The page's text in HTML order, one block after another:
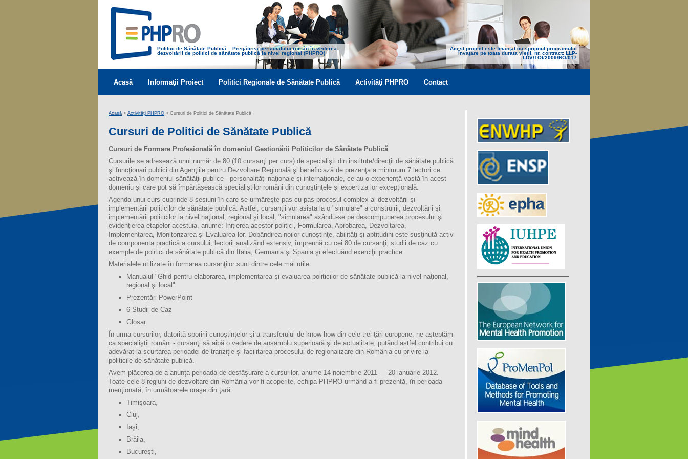
Politici de Sănătate Publică – Pregătirea personalului român în vederea
dezvoltării de politici de sănătate publică la nivel regional (PHPRO)
Acest proiect este finanţat cu sprijinul programului
Învaţare pe toata durata vieţii, nr. contract: LLP-
LDV/TOI/2009/RO/017
Acasă Informaţii Proiect Politici Regionale de Sănătate Publică Activităţi PHPRO Contact
Acasă > Activităţi PHPRO > Cursuri de Politici de Sănătate Publică
Cursuri de Politici de Sănătate Publică
Cursuri de Formare Profesională în domeniul Gestionării Politicilor de Sănătate Publică
Cursurile se adresează unui număr de 80 (10 cursanţi per curs) de specialişti din institute/direcţii de sănătate publică
şi funcţionari publici din Agenţiile pentru Dezvoltare Regională şi beneficiază de prezenţa a minimum 7 lectori ce
activează în domeniul sănătăţii publice - personalităţi naţionale şi internaţionale, ce au o experienţă vastă în acest
domeniu şi care pot să împărtăşească specialiştilor români din cunoştinţele şi expertiza lor excepţională.
Agenda unui curs cuprinde 8 sesiuni în care se urmăreşte pas cu pas procesul complex al dezvoltării şi
implementării politicilor de sănătate publică. Astfel, cursanţii vor asista la o "simulare" a construirii, dezvoltării şi
implementării politicilor la nivel naţional, regional şi local, "simularea" axându-se pe descompunerea procesului şi
evidenţierea etapelor acestuia, anume: Iniţierea acestor politici, Formularea, Aprobarea, Dezvoltarea,
Implementarea, Monitorizarea şi Evaluarea lor. Dobândirea noilor cunoştinţe, abilităţi şi aptitudini este susţinută activ
de componenta practică a cursului, lectorii analizând extensiv, împreună cu cei 80 de cursanţi, studii de caz cu
exemple de politici de sănătate publică din Italia, Germania şi Spania şi efectuând exerciţii practice.
Materialele utilizate în formarea cursanţilor sunt dintre cele mai utile:
Manualul "Ghid pentru elaborarea, implementarea şi evaluarea politicilor de sănătate publică la nivel naţional,
regional şi local"
Prezentări PowerPoint
6 Studii de Caz
Glosar
În urma cursurilor, datorită sporirii cunoştinţelor şi a transferului de know-how din cele trei ţări europene, ne aşteptăm
ca specialiştii români - cursanţi să aibă o vedere de ansamblu superioară şi de actualitate, putând astfel contribui cu
adevărat la scurtarea perioadei de tranziţie şi facilitarea procesului de regionalizare din România cu privire la
politicile de sănătate publică.
Avem plăcerea de a anunţa perioada de desfăşurare a cursurilor, anume 14 noiembrie 2011 — 20 ianuarie 2012.
Toate cele 8 regiuni de dezvoltare din România vor fi acoperite, echipa PHPRO urmând a fi prezentă, în perioada
menţionată, în următoarele oraşe din ţară:
Timişoara,
Cluj,
Iaşi,
Brăila,
Bucureşti,